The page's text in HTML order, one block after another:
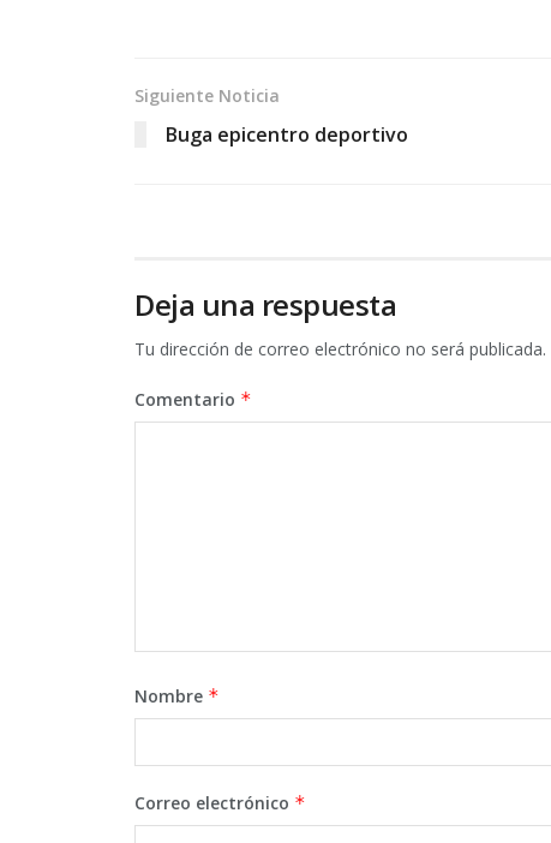
Siguiente Noticia
Buga epicentro deportivo
Deja una respuesta
Tu dirección de correo electrónico no será publicada.
Comentario *
Nombre *
Correo electrónico *